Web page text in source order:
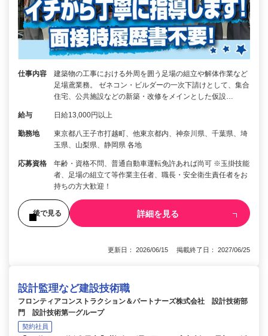
仕事内容
建築物の工事における外周を囲う足場の組立や解体作業など
足場鳶業務。 ゼネコン・ビルダーの一次下請けとして、集合
住宅、公共施設などの新築・改修をメインとした仮設…
給与 日給13,000円以上
勤務地
東京都八王子市打越町、他東京都内、神奈川県、千葉県、埼
玉県、山梨県、静岡県 各地
応募資格
年齢・資格不問、普通自動車運転免許あれば尚可 ※玉掛技能
者、足場の組立て等作業主任者、職長・安全衛生責任者をお
持ちの方大歓迎！
後で見る 詳細を見る
更新日： 2026/06/15 掲載終了日： 2027/06/25
設計監理など建設技術職
フロンティアコンストラクション＆パートナーズ株式会社 設計技術部
門 設計技術第一グループ
契約社員